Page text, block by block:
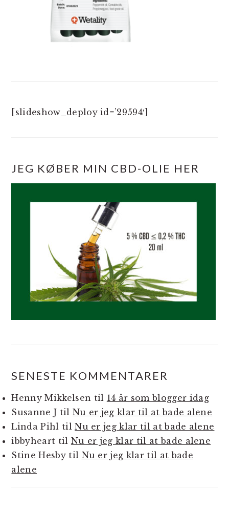
[slideshow_deploy id=’29594′]
JEG KØBER MIN CBD-OLIE HER
SENESTE KOMMENTARER
Henny Mikkelsen til 14 år som blogger idag
Susanne J til Nu er jeg klar til at bade alene
Linda Pihl tilNu er jeg klar til at bade alene
ibbyheart til Nu er jeg klar til at bade alene
Stine Hesbytil Nu er jeg klar til at bade
alene